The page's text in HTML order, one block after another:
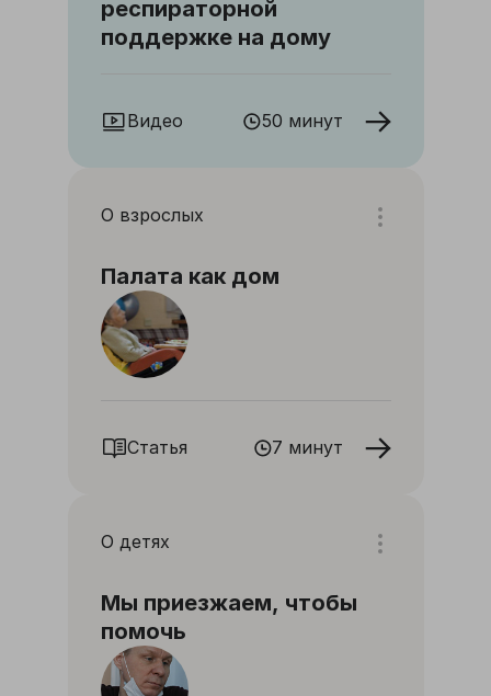
респираторной
поддержке на дому
Видео 50 минут
О взрослых
Палата как дом
Статья 7 минут
О детях
Мы приезжаем, чтобы
помочь